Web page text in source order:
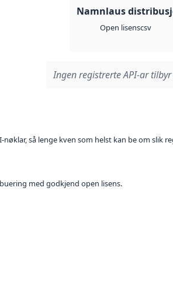
Namnlaus
Open lisenscsv
Ingen registrerte API-ar
så lenge kven som helst kan be om slik
med godkjend open lisens.